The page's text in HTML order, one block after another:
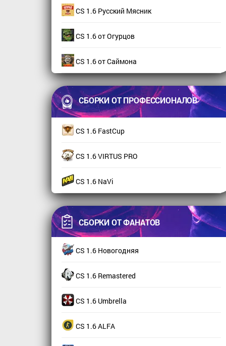
CS 1.6 Русский Мясник
CS 1.6 от Огурцов
CS 1.6 от Саймона
СБОРКИ ОТ ПРОФЕССИОНАЛОВ
CS 1.6 FastCup
CS 1.6 VIRTUS PRO
CS 1.6 NaVi
СБОРКИ ОТ ФАНАТОВ
CS 1.6 Новогодняя
CS 1.6 Remastered
CS 1.6 Umbrella
CS 1.6 ALFA